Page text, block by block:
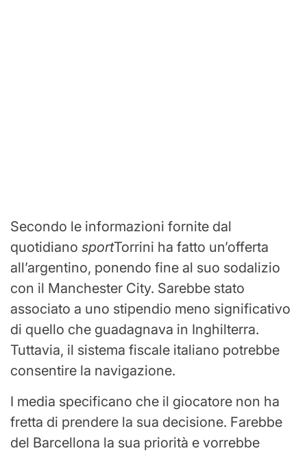
Secondo le informazioni fornite dal
quotidiano sportTorrini ha fatto un’offerta
all’argentino, ponendo fine al suo sodalizio
con il Manchester City. Sarebbe stato
associato a uno stipendio meno significativo
di quello che guadagnava in Inghilterra.
Tuttavia, il sistema fiscale italiano potrebbe
consentire la navigazione.
I media specificano che il giocatore non ha
fretta di prendere la sua decisione. Farebbe
del Barcellona la sua priorità e vorrebbe